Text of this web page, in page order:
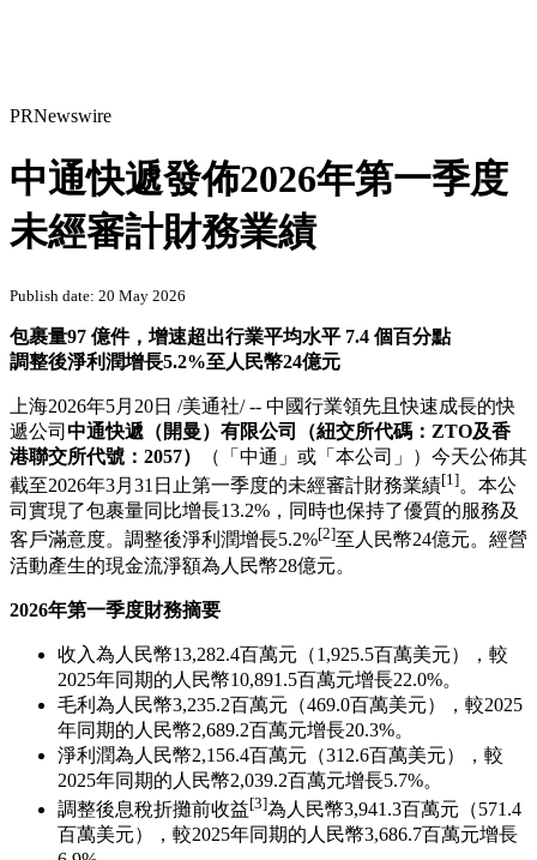
中通快遞發佈2026年第一季度
未經審計財務業績
Publish date: 20 May 2026
包裹量97 億件，增速超出行業平均水平 7.4 個百分點
調整後淨利潤增長5.2%至人民幣24億元
2026年5月20日 /美通社/ -- 中國行業領先且快速成長的快
遞公司中通快遞（開曼）有限公司（紐交所代碼：ZTO及香
港聯交所代號：2057） （「中通」或「本公司」）今天公佈其
截至2026年3月31日止第一季度的未經審計財務業績[1]
。本公
司實現了包裹量同比增長13.2%，同時也保持了優質的服務及
客戶滿意度。調整後淨利潤增長5.2%[2]至人民幣24億元。經營
活動產生的現金流淨額為人民幣28億元。